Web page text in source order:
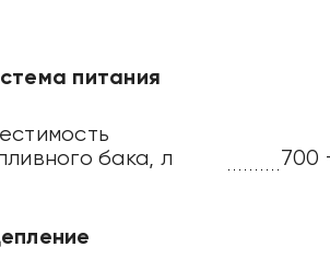
питания
бака, л
700